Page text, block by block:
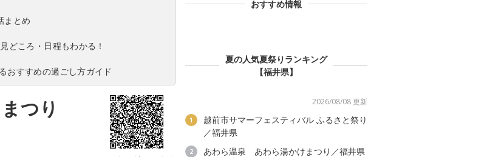
まとめ
どころ・日程もわかる！
おすすめの過ごし方ガイド
つり
おすすめ情報
夏の人気夏祭りランキング
【福井県】
2026/08/08 更新
1
越前市サマーフェスティバル ふるさと祭り
／福井県
2 あわら温泉 あわら湯かけまつり／福井県